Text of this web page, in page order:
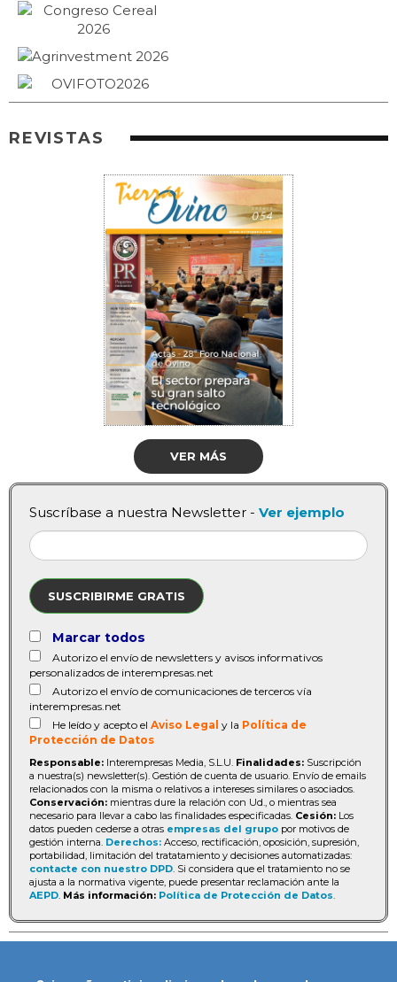
REVISTAS
VER MÁS
Suscríbase a nuestra Newsletter - Ver ejemplo
SUSCRIBIRME GRATIS
Marcar todos
Autorizo el envío de newsletters y avisos informativos
personalizados de interempresas.net
Autorizo el envío de comunicaciones de terceros vía
interempresas.net
He leído y acepto el Aviso Legal y la Política de
Protección de Datos
Responsable: Interempresas Media, S.L.U. Finalidades: Suscripción
a nuestra(s) newsletter(s). Gestión de cuenta de usuario. Envío de emails
relacionados con la misma o relativos a intereses similares o asociados.
Conservación: mientras dure la relación con Ud., o mientras sea
necesario para llevar a cabo las finalidades especificadas. Cesión: Los
datos pueden cederse a otras empresas del grupo por motivos de
gestión interna. Derechos: Acceso, rectificación, oposición, supresión,
portabilidad, limitación del tratatamiento y decisiones automatizadas:
contacte con nuestro DPD . Si considera que el tratamiento no se
ajusta a la normativa vigente, puede presentar reclamación ante la
AEPD Más información: Política de Protección de Datos